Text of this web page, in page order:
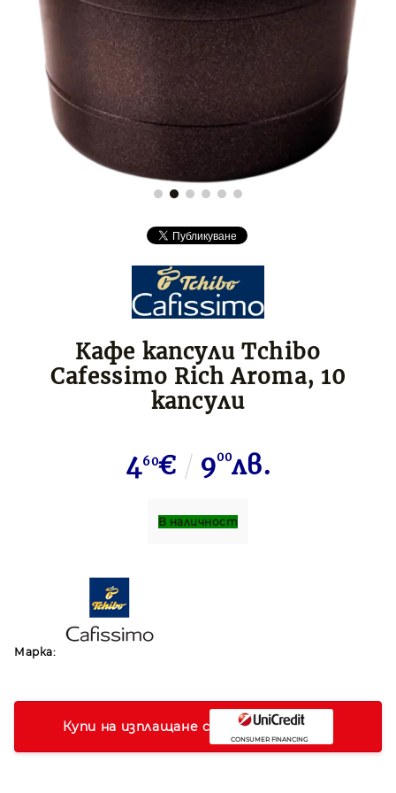
Кафе капсули Tchibo
Cafessimo Rich Aroma, 10
капсули
460€ 900лв.
В наличност
Марка:
Купи на изплащане с